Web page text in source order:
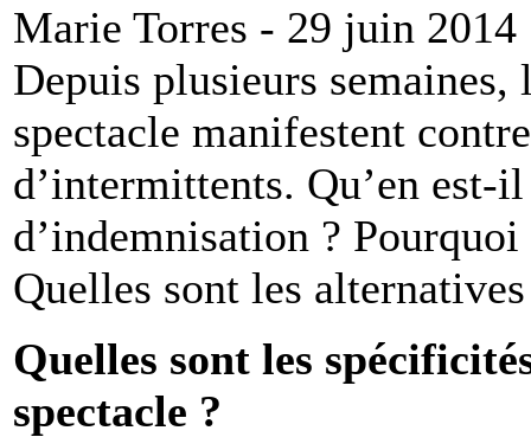
Marie Torres - 29 juin 2014
Depuis plusieurs
spectacle manifestent
d’intermittents. Qu’en est-
d’indemnisation ?
Quelles sont les
Quelles sont les
spectacle ?